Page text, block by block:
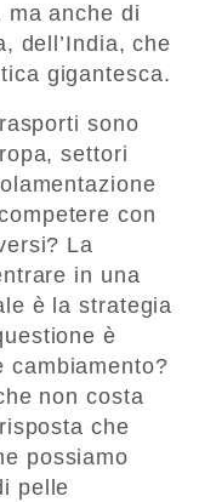
ma anche di
dell’India, che
gigantesca.
sono
settori
con
La
in una
è la strategia
è
cambiamento?
non costa
che
possiamo
pelle